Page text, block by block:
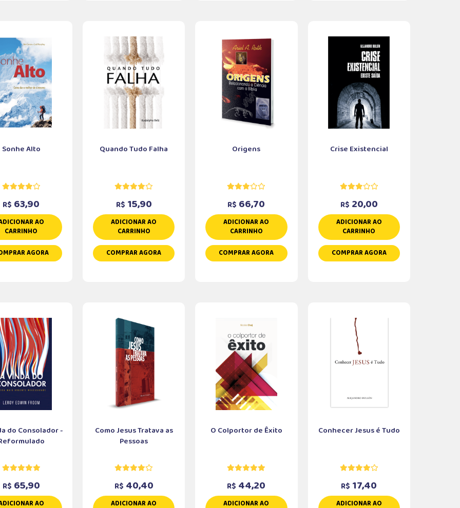
Sonhe Alto
R$ 63,90
AO
CARRINHO
AGORA
Quando Tudo Falha
R$ 15,90
ADICIONAR AO
CARRINHO
COMPRAR AGORA
Origens
R$ 66,70
ADICIONAR AO
CARRINHO
COMPRAR AGORA
Crise Existencial
R$ 20,00
ADICIONAR AO
CARRINHO
COMPRAR AGORA
do Consolador -
R$ 65,90
AO
Como Jesus Tratava as
Pessoas
R$ 40,40
ADICIONAR AO
O Colportor de Êxito
R$ 44,20
ADICIONAR AO
Conhecer Jesus é Tudo
R$ 17,40
ADICIONAR AO